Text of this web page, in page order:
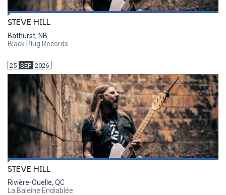
STEVE HILL
Bathurst, NB
Black Plug Records
25 SEP 2026
STEVE HILL
Rivière-Ouelle, QC
La Baleine Endiablée